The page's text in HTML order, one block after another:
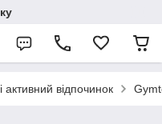
активний відпочинок